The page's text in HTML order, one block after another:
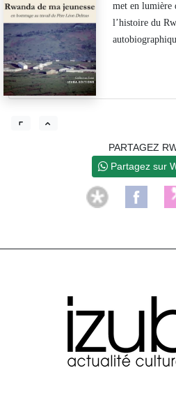
met en lumière
l’histoire du
PARTAGEZ
Partagez sur